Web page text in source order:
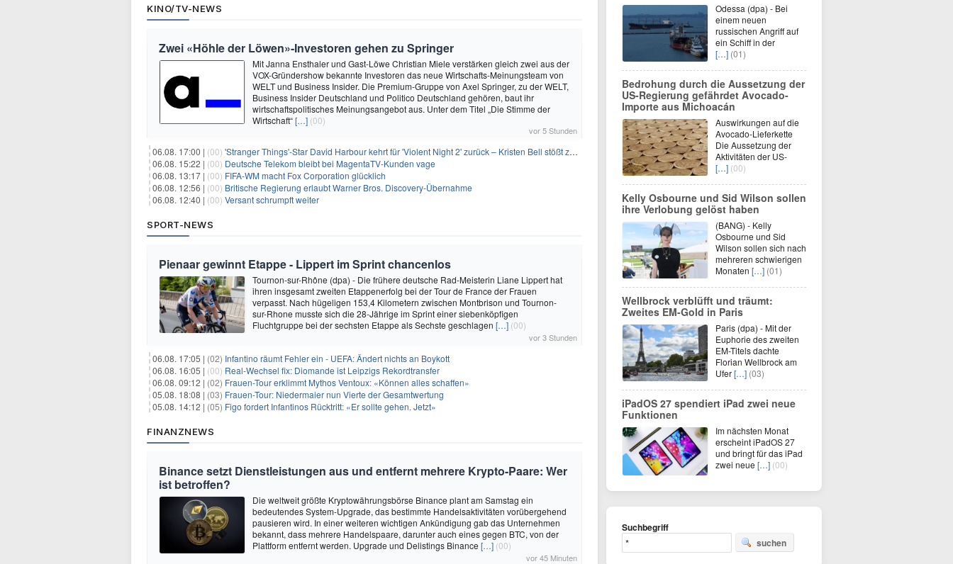
KINO/TV-NEWS
Zwei «Höhle der Löwen»-Investoren gehen zu Springer
Mit Janna Ensthaler und Gast-Löwe Christian Miele verstärken gleich zwei aus der
VOX-Gründershow bekannte Investoren das neue Wirtschafts-Meinungsteam von
WELT und Business Insider. Die Premium-Gruppe von Axel Springer, zu der WELT,
Business Insider Deutschland und Politico Deutschland gehören, baut ihr
wirtschaftspolitisches Meinungsangebot aus. Unter dem Titel „Die Stimme der
Wirtschaft“[…] (00)
vor 5 Stunden
06.08. 17:00 | (00) 'Stranger Things'-Star David Harbour kehrt für 'Violent Night 2' zurück – Kristen Bell stößt zur Besetzung
06.08. 15:22 | (00) Deutsche Telekom bleibt bei MagentaTV-Kunden vage
06.08. 13:17 | (00) FIFA-WM macht Fox Corporation glücklich
06.08. 12:56 | (00) Britische Regierung erlaubt Warner Bros. Discovery-Übernahme
06.08. 12:40 | (00) Versant schrumpft weiter
SPORT-NEWS
Pienaar gewinnt Etappe - Lippert im Sprint chancenlos
Tournon-sur-Rhône (dpa) - Die frühere deutsche Rad-Meisterin Liane Lippert hat
ihren insgesamt zweiten Etappenerfolg bei der Tour de France der Frauen
verpasst. Nach hügeligen 153,4 Kilometern zwischen Montbrison und Tournon-
sur-Rhone musste sich die 28-Jährige im Sprint einer siebenköpfigen
Fluchtgruppe bei der sechsten Etappe als Sechste geschlagen […] (00)
vor 3 Stunden
06.08. 17:05 | (02) Infantino räumt Fehler ein - UEFA: Ändert nichts an Boykott
06.08. 16:05 | (00) Real-Wechsel fix: Diomande ist Leipzigs Rekordtransfer
06.08. 09:12 | (02) Frauen-Tour erklimmt Mythos Ventoux: «Können alles schaffen»
05.08. 18:08 | (03) Frauen-Tour: Niedermaier nun Vierte der Gesamtwertung
05.08. 14:12 | (05) Figo fordert Infantinos Rücktritt: «Er sollte gehen. Jetzt»
FINANZNEWS
Binance setzt Dienstleistungen aus und entfernt mehrere Krypto-Paare: Wer
ist betroffen?
Die weltweit größte Kryptowährungsbörse Binance plant am Samstag ein
bedeutendes System-Upgrade, das bestimmte Handelsaktivitäten vorübergehend
pausieren wird. In einer weiteren wichtigen Ankündigung gab das Unternehmen
bekannt, dass mehrere Handelspaare, darunter auch eines gegen BTC, von der
Plattform entfernt werden. Upgrade und Delistings Binance […] (00)
vor 45 Minuten
Odessa (dpa) - Bei
einem neuen
russischen Angriff auf
ein Schiff in der
[…] (01)
Bedrohung durch die Aussetzung der
US-Regierung gefährdet Avocado-
Importe aus Michoacán
Auswirkungen auf die
Avocado-Lieferkette
Die Aussetzung der
Aktivitäten der US-
[…] (00)
Kelly Osbourne und Sid Wilson sollen
ihre Verlobung gelöst haben
(BANG) - Kelly
Osbourne und Sid
Wilson sollen sich nach
mehreren schwierigen
Monaten […] (01)
Wellbrock verblüfft und träumt:
Zweites EM-Gold in Paris
Paris (dpa) - Mit der
Euphorie des zweiten
EM-Titels dachte
Florian Wellbrock am
Ufer[…] (03)
iPadOS 27 spendiert iPad zwei neue
Funktionen
Im nächsten Monat
erscheint iPadOS 27
und bringt für das iPad
zwei neue […] (00)
Suchbegriff
suchen